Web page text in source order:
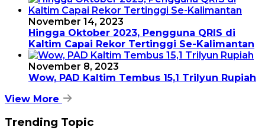
November 14, 2023
Hingga Oktober 2023, Pengguna QRIS di
Kaltim Capai Rekor Tertinggi Se-Kalimantan
November 8, 2023
Wow, PAD Kaltim Tembus 15,1 Trilyun Rupiah
View More
Trending Topic